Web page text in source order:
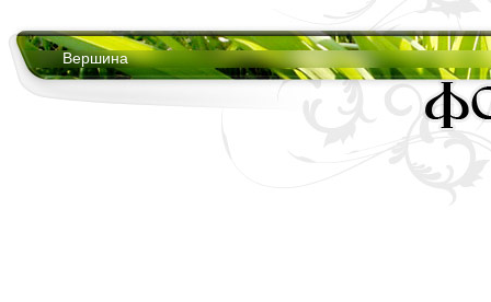
Вершина